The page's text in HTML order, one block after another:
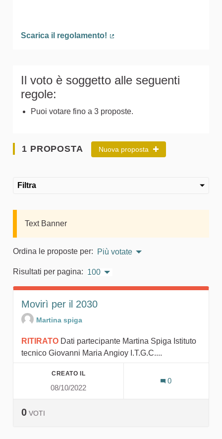
Scarica il regolamento!
Il voto è soggetto alle seguenti
regole:
Puoi votare fino a 3 proposte.
1 PROPOSTA Nuova proposta
Filtra
Text Banner
Ordina le proposte per: Più votate
Risultati per pagina: 100
Movirì per il 2030
Martina spiga
RITIRATO Dati partecipante Martina Spiga Istituto
tecnico Giovanni Maria Angioy I.T.G.C....
CREATO IL
08/10/2022
0
0 VOTI